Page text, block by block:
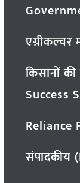
किसानों
Success
Reliance
संपादकीय